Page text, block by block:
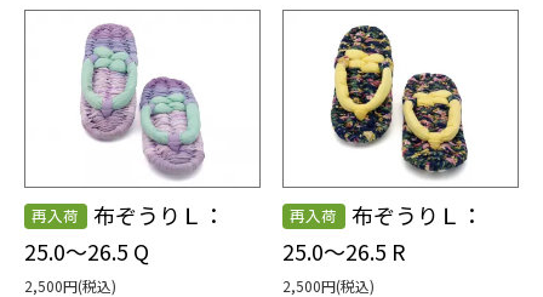
再入荷
布ぞうりＬ：
25.0～26.5 Q
2,500円(税込)
再入荷
布ぞうりＬ：
25.0～26.5 R
2,500円(税込)